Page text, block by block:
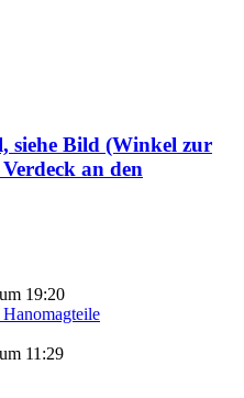
siehe Bild (Winkel zur
an den
19:20
11:29